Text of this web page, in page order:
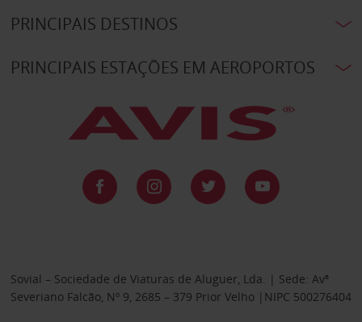
PRINCIPAIS DESTINOS
PRINCIPAIS ESTAÇÕES EM AEROPORTOS
Sovial – Sociedade de Viaturas de Aluguer, Lda. | Sede: Avª
Severiano Falcão, Nº 9, 2685 – 379 Prior Velho |NIPC 500276404